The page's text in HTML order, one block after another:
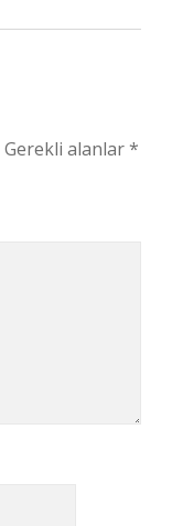
Gerekli alanlar*